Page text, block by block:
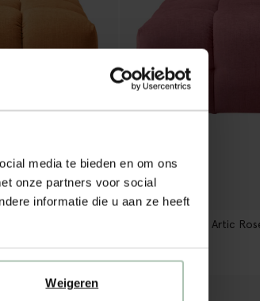
media te bieden en om ons
onze partners voor social
informatie die u aan ze heeft
Weigeren
Marquis hocker Artic
30Kleuren